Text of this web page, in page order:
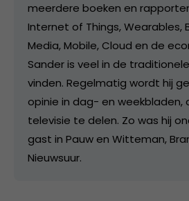
meerdere boeken en
Internet of Things, Wearables,
Media, Mobile, Cloud en de
Sander is veel in de
vinden. Regelmatig wordt hij
opinie in dag- en weekbladen,
televisie te delen. Zo was hij
gast in Pauw en Witteman,
Nieuwsuur.